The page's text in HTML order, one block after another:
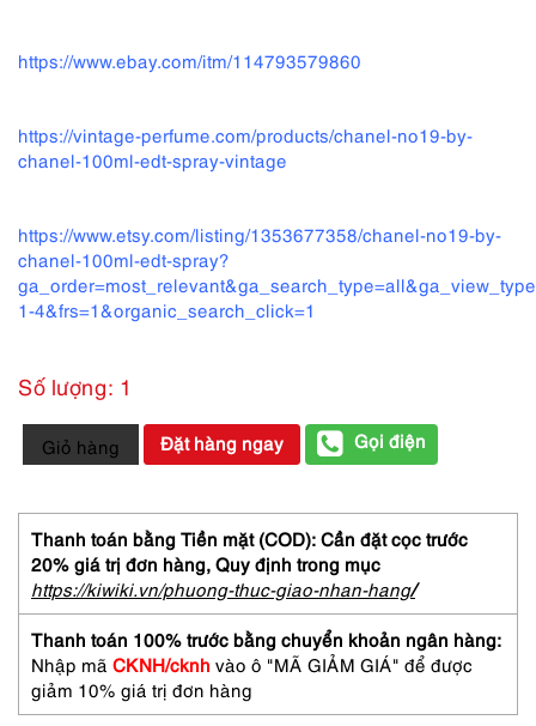
https://www.ebay.com/itm/114793579860
https://vintage-perfume.com/products/chanel-no19-by-
chanel-100ml-edt-spray-vintage
https://www.etsy.com/listing/1353677358/chanel-no19-by-
chanel-100ml-edt-spray?
1-4&frs=1&organic_search_click=1
Số lượng: 1
0013-
CHANEL
19
Eau
de
Toilette
spray
100ml-
Nước
hoa
nữ-
Giỏ hàng Đặt hàng ngay Gọi điện
Thanh toán bằng Tiền mặt (COD): Cần đặt cọc trước
20% giá trị đơn hàng, Quy định trong mục
https://kiwiki.vn/phuong-thuc-giao-nhan-hang/
Thanh toán 100% trước bằng chuyển khoản ngân hàng:
Nhập mã CKNH/cknh vào ô "MÃ GIẢM GIÁ" để được
giảm 10% giá trị đơn hàng